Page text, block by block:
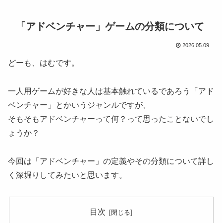
「アドベンチャー」ゲームの分類について
2026.05.09
どーも、はむです。
一人用ゲームが好きな人は基本触れているであろう「アド
ベンチャー」とかいうジャンルですが、
そもそもアドベンチャーって何？って思ったことないでし
ょうか？
今回は「アドベンチャー」の定義やその分類について詳し
く深堀りしてみたいと思います。
目次